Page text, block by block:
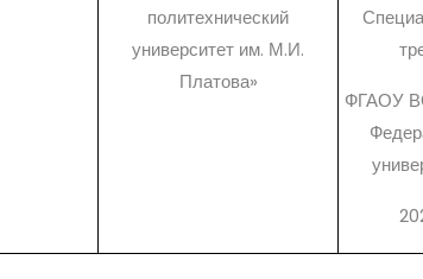
политехнический
университет им. М.И.
Платова»
ФГАОУ